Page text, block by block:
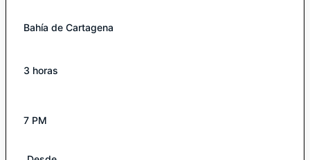
Bahía de Cartagena
3 horas
7 PM